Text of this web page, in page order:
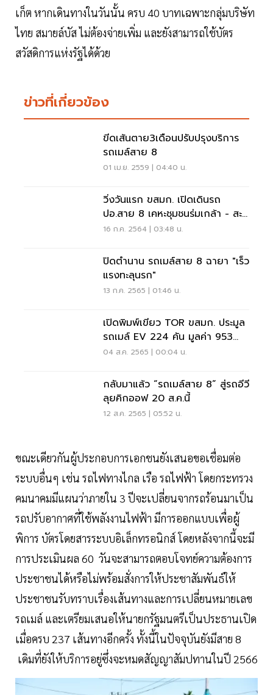
เก็ต หากเดินทางในวันนั้น ครบ 40 บาทเฉพาะกลุ่มบริษัท
ไทย สมายล์บัส ไม่ต้องจ่ายเพิ่ม และยังสามารถใช้บัตร
สวัสดิการแห่งรัฐได้ด้วย
ข่าวที่เกี่ยวข้อง
ขีดเส้นตาย3เดือนปรับปรุงบริการ
รถเมล์สาย 8
01 เม.ย. 2559 | 04:40 น.
วิ่งวันแรก ขสมก. เปิดเดินรถ
ปอ.สาย 8 เคหะชุมชนร่มเกล้า - สะ
พานพุทธฯ แทนเอกชน
16 ก.ค. 2564 | 03:48 น.
ปิดตำนาน รถเมล์สาย 8 ฉายา "เร็ว
แรงทะลุนรก"
13 ก.ค. 2565 | 01:46 น.
เปิดพิมพ์เขียว TOR ขสมก. ประมูล
รถเมล์ EV 224 คัน มูลค่า 953
ล้าน
04 ส.ค. 2565 | 00:04 น.
กลับมาแล้ว “รถเมล์สาย 8” สู่รถอีวี
ลุยคิกออฟ 20 ส.ค.นี้
12 ส.ค. 2565 | 05:52 น.
ขณะเดียวกันผู้ประกอบการเอกชนยังเสนอขอเชื่อมต่อ
ระบบอื่นๆ เช่น รถไฟทางไกล เรือ รถไฟฟ้า โดยกระทรวง
คมนาคมมีแผนว่าภายใน 3 ปีจะเปลี่ยนจากรถร้อนมาเป็น
รถปรับอากาศที่ใช้พลังงานไฟฟ้า มีการออกแบบเพื่อผู้
พิการ บัตรโดยสารระบบอิเล็กทรอนิกส์ โดยหลังจากนี้จะมี
การประเมินผล 60 วันจะสามารถตอบโจทย์ความต้องการ
ประชาชนได้หรือไม่พร้อมสั่งการให้ประชาสัมพันธ์ให้
ประชาชนรับทราบเรื่องเส้นทางและการเปลี่ยนหมายเลข
รถเมล์ และเตรียมเสนอให้นายกรัฐมนตรีเป็นประธานเปิด
เมื่อครบ 237 เส้นทางอีกครั้ง ทั้งนี้ในปัจจุบันยังมีสาย 8
เดิมที่ยังให้บริการอยู่ซึ่งจะหมดสัญญาสัมปทานในปี 2566